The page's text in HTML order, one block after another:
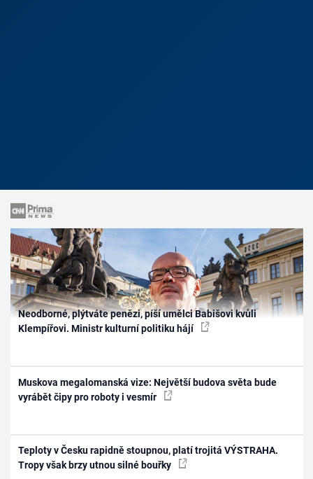
Neodborné, plýtváte penězi, píší umělci Babišovi kvůli
Klempířovi. Ministr kulturní politiku hájí
Muskova megalomanská vize: Největší budova světa bude
vyrábět čipy pro roboty i vesmír
Teploty v Česku rapidně stoupnou, platí trojitá VÝSTRAHA.
Tropy však brzy utnou silné bouřky